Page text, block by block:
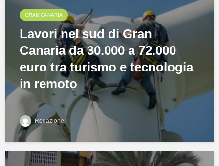
GRAN CANARIA
Lavori nel sud di Gran
Canaria da 30.000 a 72.000
euro tra turismo e tecnologia
in remoto
Redazione